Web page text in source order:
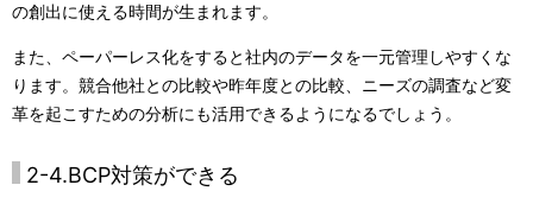
の創出に使える時間が生まれます。
また、ペーパーレス化をすると社内のデータを一元管理しやすくな
ります。競合他社との比較や昨年度との比較、ニーズの調査など変
革を起こすための分析にも活用できるようになるでしょう。
2-4.BCP対策ができる